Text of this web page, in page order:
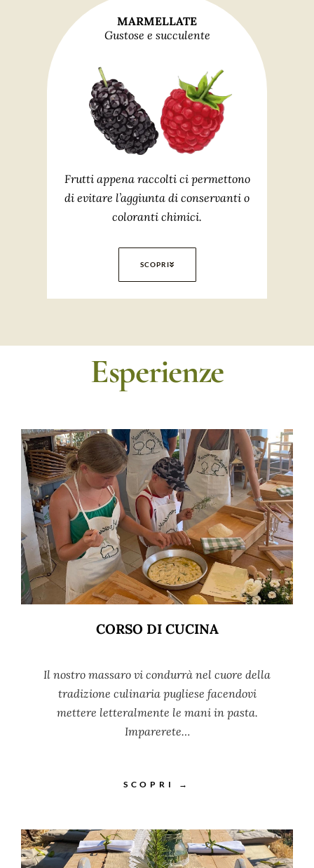
MARMELLATE
Gustose e succulente
Frutti appena raccolti ci permettono
di evitare l’aggiunta di conservanti o
coloranti chimici.
SCOPRI
Esperienze
CORSO DI CUCINA
Il nostro massaro vi condurrà nel cuore della
tradizione culinaria pugliese facendovi
mettere letteralmente le mani in pasta.
Imparerete…
SCOPRI →